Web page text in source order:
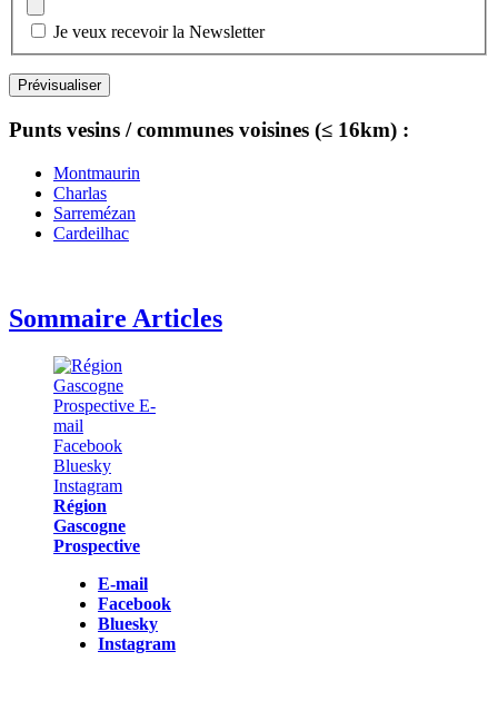
Je veux recevoir la Newsletter
Punts vesins / communes voisines (≤ 16km) :
Montmaurin
Charlas
Sarremézan
Cardeilhac
Sommaire Articles
Région
Gascogne
Prospective
E-mail
Facebook
Bluesky
Instagram